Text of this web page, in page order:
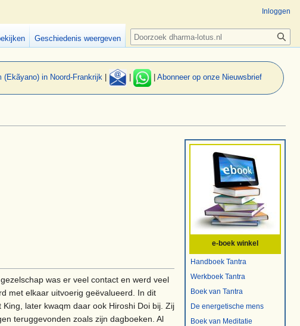
(Ekãyano) in Noord-Frankrijk Abonneer op onze Nieuwsbrief
e-boek winkel
Handboek Tantra
Werkboek Tantra
Boek van Tantra
De energetische mens
Boek van Meditatie
was er veel contact en werd veel
met elkaar uitvoerig geëvalueerd. In dit
later kwaqm daar ook Hiroshi Doi bij. Zij
teruggevonden zoals zijn dagboeken. Al
Inloggen
Geschiedenis weergeven Zoeken